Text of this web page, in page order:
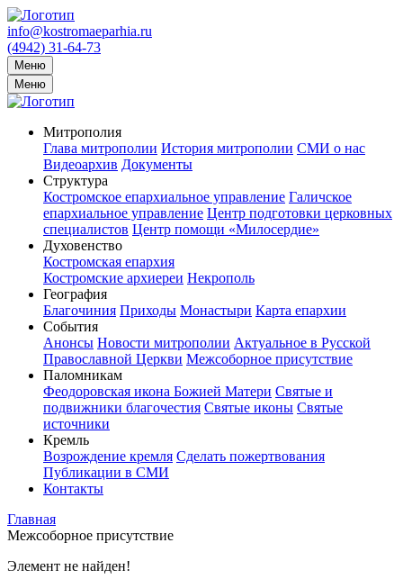
info@kostromaeparhia.ru
(4942) 31-64-73
Меню
Меню
Митрополия
Глава митрополии История митрополии СМИ о нас
Видеоархив Документы
Структура
Костромское епархиальное управление Галичское
епархиальное управление Центр подготовки церковных
специалистов Центр помощи «Милосердие»
Духовенство
Костромская епархия
Костромские архиереи Некрополь
География
Благочиния Приходы Монастыри Карта епархии
События
Анонсы Новости митрополии Актуальное в Русской
Православной Церкви Межсоборное присутствие
Паломникам
Феодоровская икона Божией Матери Святые и
подвижники благочестия Святые иконы Святые
источники
Кремль
Возрождение кремля Сделать пожертвования
Публикации в СМИ
Контакты
Главная
Межсоборное присутствие
Элемент не найден!